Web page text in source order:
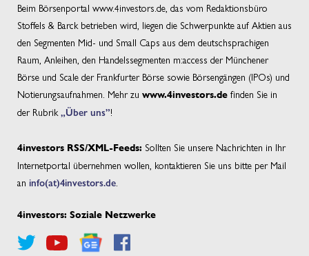
Beim Börsenportal www.4investors.de, das vom Redaktionsbüro
Stoffels & Barck betrieben wird, liegen die Schwerpunkte auf Aktien aus
den Segmenten Mid- und Small Caps aus dem deutschsprachigen
Raum, Anleihen, den Handelssegmenten m:access der Münchener
Börse und Scale der Frankfurter Börse sowie Börsengängen (IPOs) und
Notierungsaufnahmen. Mehr zu www.4investors.de finden Sie in
der Rubrik„Über uns”!
4investors RSS/XML-Feeds: Sollten Sie unsere Nachrichten in Ihr
Internetportal übernehmen wollen, kontaktieren Sie uns bitte per Mail
an info(at)4investors.de.
4investors: Soziale Netzwerke